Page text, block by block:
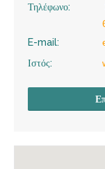
Τηλέφωνο:
E-mail:
Ιστός: